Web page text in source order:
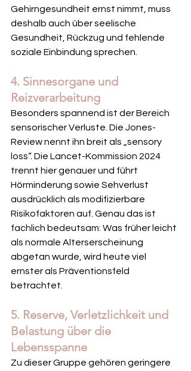
Gehirngesundheit ernst nimmt, muss
deshalb auch über seelische
Gesundheit, Rückzug und fehlende
soziale Einbindung sprechen.
4. Sinnesorgane und
Reizverarbeitung
Besonders spannend ist der Bereich
sensorischer Verluste. Die Jones-
Review nennt ihn breit als „sensory
loss“. Die Lancet-Kommission 2024
trennt hier genauer und führt
Hörminderung sowie Sehverlust
ausdrücklich als modifizierbare
Risikofaktoren auf. Genau das ist
fachlich bedeutsam: Was früher leicht
als normale Alterserscheinung
abgetan wurde, wird heute viel
ernster als Präventionsfeld
betrachtet.
5. Reserve, Verletzlichkeit und
Belastung über die
Lebensspanne
Zu dieser Gruppe gehören geringere